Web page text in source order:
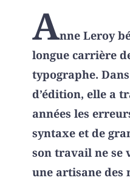
Anne Leroy
longue carrière
typographe.
d’édition, elle a
années les
syntaxe et de
son travail ne se
une artisane des